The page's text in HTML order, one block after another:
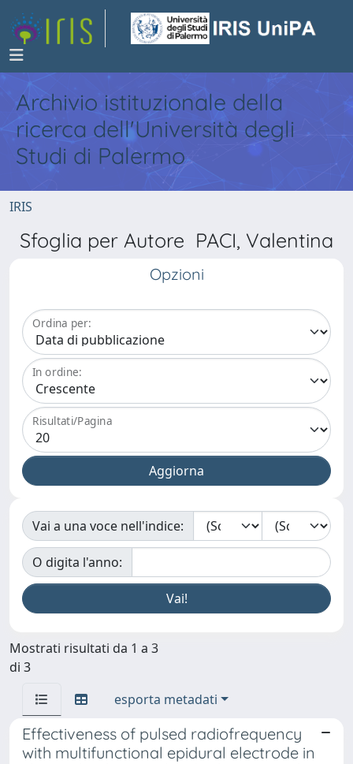
Archivio istituzionale della
ricerca dell'Università degli
Studi di Palermo
IRIS
Sfoglia per Autore PACI, Valentina
Opzioni
Ordina per:
In ordine:
Risultati/Pagina
Vai a una voce nell'indice:
O digita l'anno:
Mostrati risultati da 1 a 3
di 3
esporta metadati
Effectiveness of pulsed radiofrequency
with multifunctional epidural electrode in